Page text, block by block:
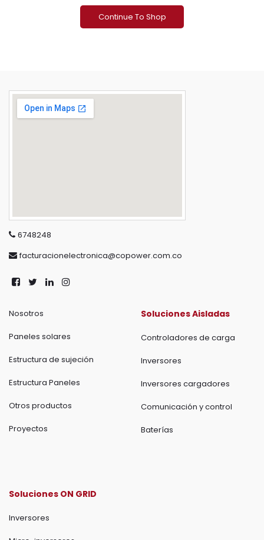
Continue To Shop
6748248
facturacionelectronica@copower.com.co
Nosotros
Paneles solares
Estructura de sujeción
Estructura Paneles
Otros productos
Proyectos
Soluciones Aisladas
Controladores de carga
Inversores
Inversores cargadores
Comunicación y control
Baterías
Soluciones ON GRID
Inversores